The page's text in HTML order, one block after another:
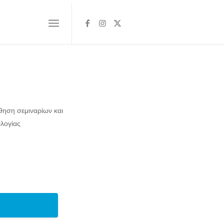
σεμιναρίων και